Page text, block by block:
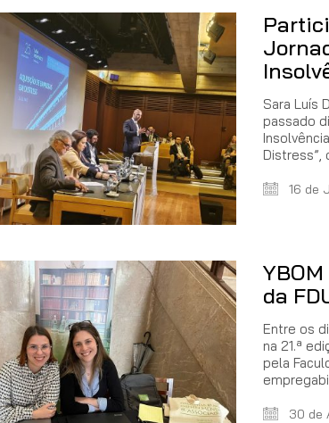
Sara Luís
passado
Distress”,
16 de
da
Entre os
na 21.ª
pela
30 de